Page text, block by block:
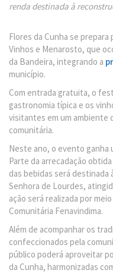
renda destinada à
Flores da Cunha se
Vinhos e Menarosto, que
da Bandeira, integrando a
município.
Com entrada gratuita, o
gastronomia típica e os
visitantes em um ambiente
comunitária.
Neste ano, o evento ganha
Parte da arrecadação
das bebidas será
Senhora de Lourdes,
ação será realizada por
Comunitária Fenavindima.
Além de acompanhar os
confeccionados pela
público poderá aproveitar
da Cunha, harmonizadas